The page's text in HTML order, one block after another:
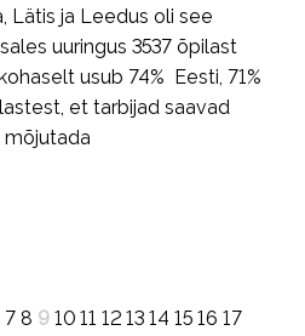
Lätis ja Leedus oli see
uuringus 3537 õpilast
usub 74% Eesti, 71%
et tarbijad saavad
7 8 9 10 11 12 13 14 15 16 17